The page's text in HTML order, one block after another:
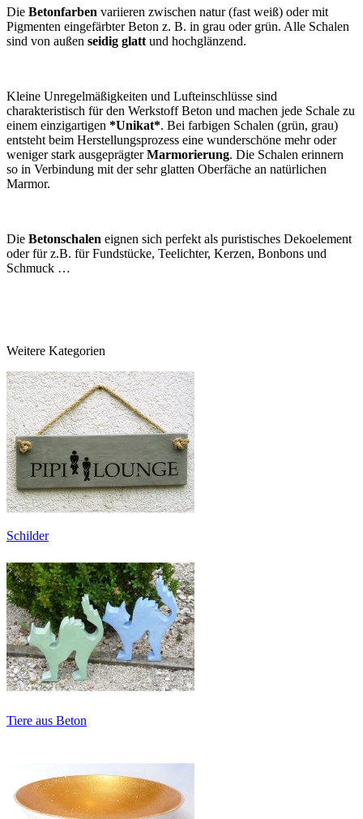
Die Betonfarben variieren zwischen natur (fast weiß) oder mit
Pigmenten eingefärbter Beton z. B. in grau oder grün. Alle Schalen
sind von außen seidig glatt und hochglänzend.
Kleine Unregelmäßigkeiten und Lufteinschlüsse sind
charakteristisch für den Werkstoff Beton und machen jede Schale zu
einem einzigartigen *Unikat*. Bei farbigen Schalen (grün, grau)
entsteht beim Herstellungsprozess eine wunderschöne mehr oder
weniger stark ausgeprägterMarmorierung. Die Schalen erinnern
so in Verbindung mit der sehr glatten Oberfäche an natürlichen
Marmor.
Die Betonschalen eignen sich perfekt als puristisches Dekoelement
oder für z.B. für Fundstücke, Teelichter, Kerzen, Bonbons und
Schmuck …
Weitere Kategorien
Schilder
Tiere aus Beton